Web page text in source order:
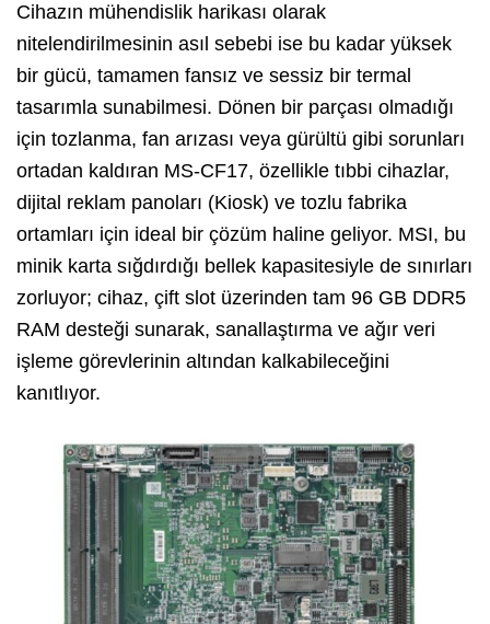
Cihazın mühendislik harikası olarak
nitelendirilmesinin asıl sebebi ise bu kadar yüksek
bir gücü, tamamen fansız ve sessiz bir termal
tasarımla sunabilmesi. Dönen bir parçası olmadığı
için tozlanma, fan arızası veya gürültü gibi sorunları
ortadan kaldıran MS-CF17, özellikle tıbbi cihazlar,
dijital reklam panoları (Kiosk) ve tozlu fabrika
ortamları için ideal bir çözüm haline geliyor. MSI, bu
minik karta sığdırdığı bellek kapasitesiyle de sınırları
zorluyor; cihaz, çift slot üzerinden tam 96 GB DDR5
RAM desteği sunarak, sanallaştırma ve ağır veri
işleme görevlerinin altından kalkabileceğini
kanıtlıyor.